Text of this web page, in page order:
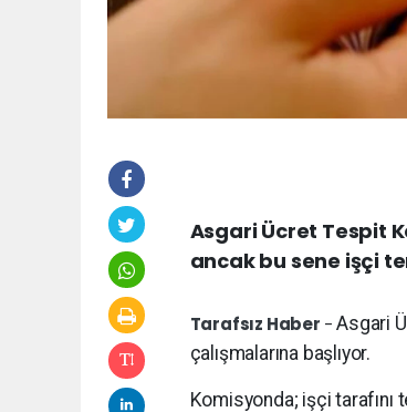
Asgari Ücret Tespit
ancak bu sene işçi
Tarafsız Haber -Asgari
çalışmalarına başlıyor.
Komisyonda; işçi tarafını